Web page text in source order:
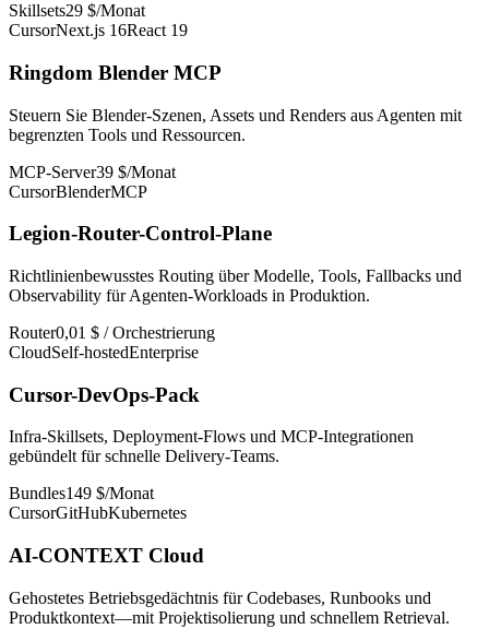
Skillsets29 $/Monat
CursorNext.js 16React 19
Ringdom Blender MCP
Steuern Sie Blender-Szenen, Assets und Renders aus Agenten mit
begrenzten Tools und Ressourcen.
MCP-Server39 $/Monat
CursorBlenderMCP
Legion-Router-Control-Plane
Richtlinienbewusstes Routing über Modelle, Tools, Fallbacks und
Observability für Agenten-Workloads in Produktion.
Router0,01 $ / Orchestrierung
CloudSelf-hostedEnterprise
Cursor-DevOps-Pack
Infra-Skillsets, Deployment-Flows und MCP-Integrationen
gebündelt für schnelle Delivery-Teams.
Bundles149 $/Monat
CursorGitHubKubernetes
AI-CONTEXT Cloud
Gehostetes Betriebsgedächtnis für Codebases, Runbooks und
Produktkontext—mit Projektisolierung und schnellem Retrieval.